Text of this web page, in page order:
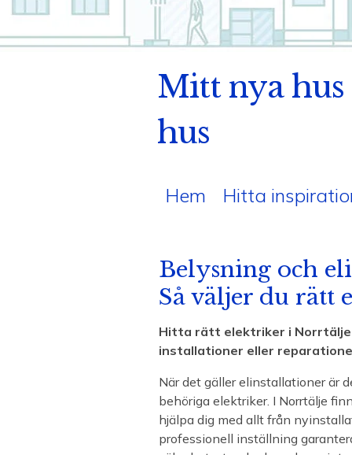
Mitt nya hus
hus
Hem Hitta
Belysning och
Så väljer du rätt
Hitta rätt elektriker i Norrtälje
installationer eller
När det gäller elinstallationer är
behöriga elektriker. I Norrtälje
hjälpa dig med allt från
professionell inställning